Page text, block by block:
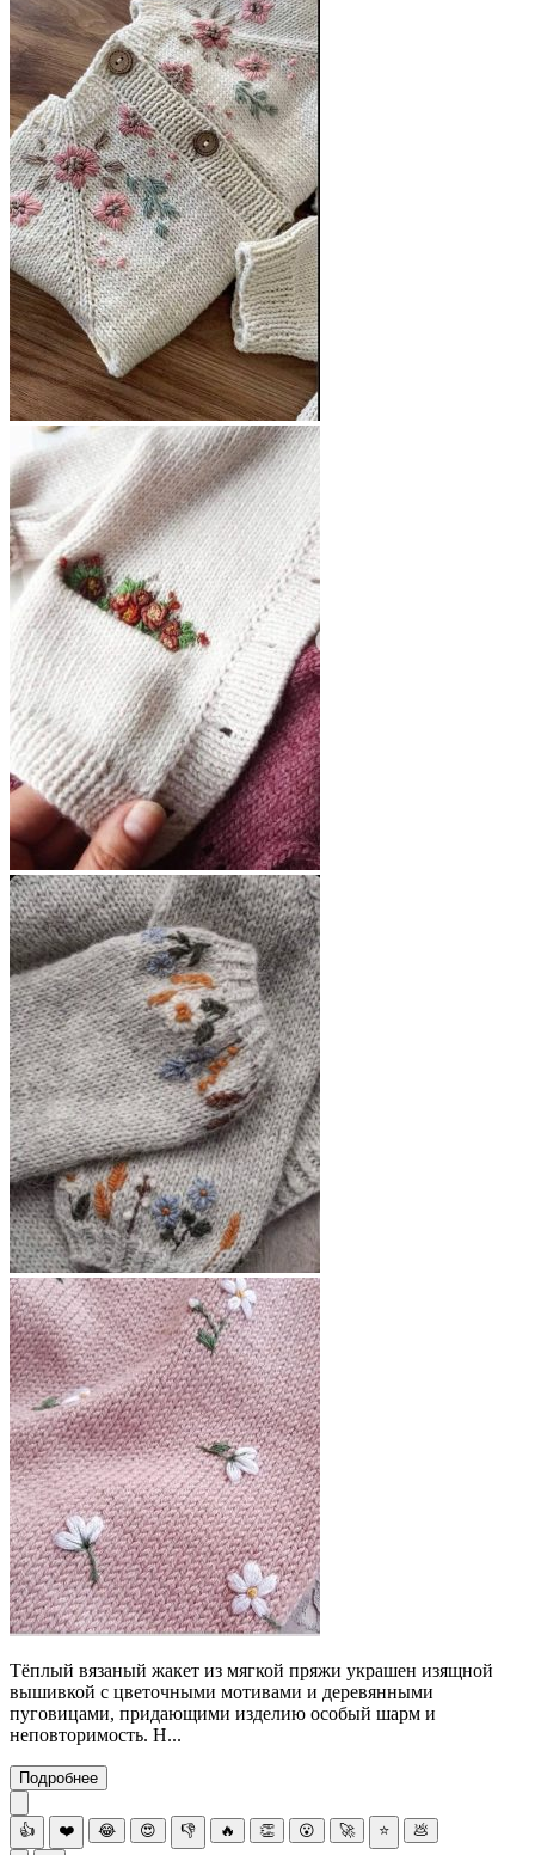
Тёплый вязаный жакет из мягкой пряжи украшен изящной
вышивкой с цветочными мотивами и деревянными
пуговицами, придающими изделию особый шарм и
неповторимость. Н...
Подробнее
👍 ❤️ 😂 😍 👎 🔥 👏 😮 🚀 ⭐ 💩